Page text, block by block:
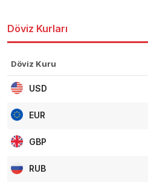
Döviz Kurları
Döviz Kuru
USD
EUR
GBP
RUB